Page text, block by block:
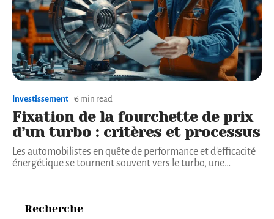
Investissement 6 min read
Fixation de la fourchette de prix
d’un turbo : critères et processus
Les automobilistes en quête de performance et d'efficacité
énergétique se tournent souvent vers le turbo, une…
Recherche